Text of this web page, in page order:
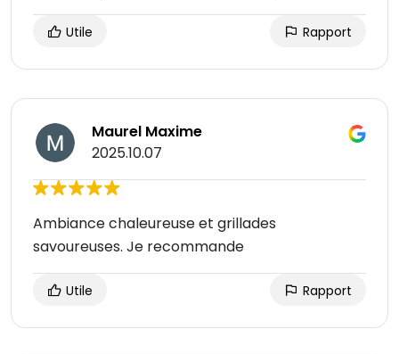
Utile Rapport
Maurel Maxime
2025.10.07
Ambiance chaleureuse et grillades
savoureuses. Je recommande
Utile Rapport